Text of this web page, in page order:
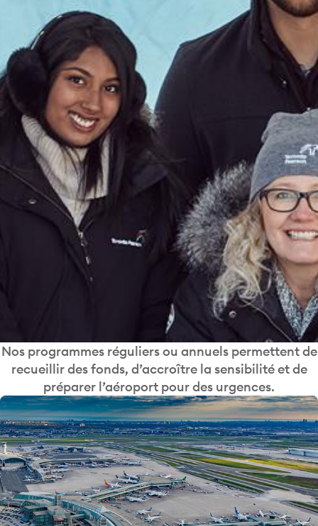
Nos programmes réguliers ou annuels permettent de
recueillir des fonds, d’accroître la sensibilité et de
préparer l’aéroport pour des urgences.